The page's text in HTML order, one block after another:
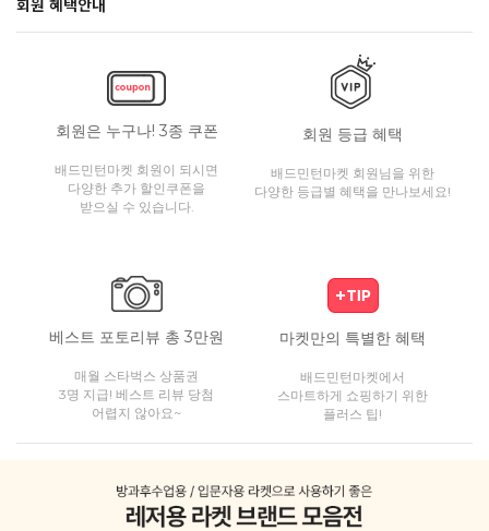
회원 혜택안내
회원은 누구나! 3종 쿠폰
배드민턴마켓 회원이 되시면
다양한 추가 할인쿠폰을
받으실 수 있습니다.
회원 등급 혜택
배드민턴마켓 회원님을 위한
다양한 등급별 혜택을 만나보세요!
베스트 포토리뷰 총 3만원
매월 스타벅스 상품권
3명 지급! 베스트 리뷰 당첨
어렵지 않아요~
마켓만의 특별한 혜택
배드민턴마켓에서
스마트하게 쇼핑하기 위한
플러스 팁!